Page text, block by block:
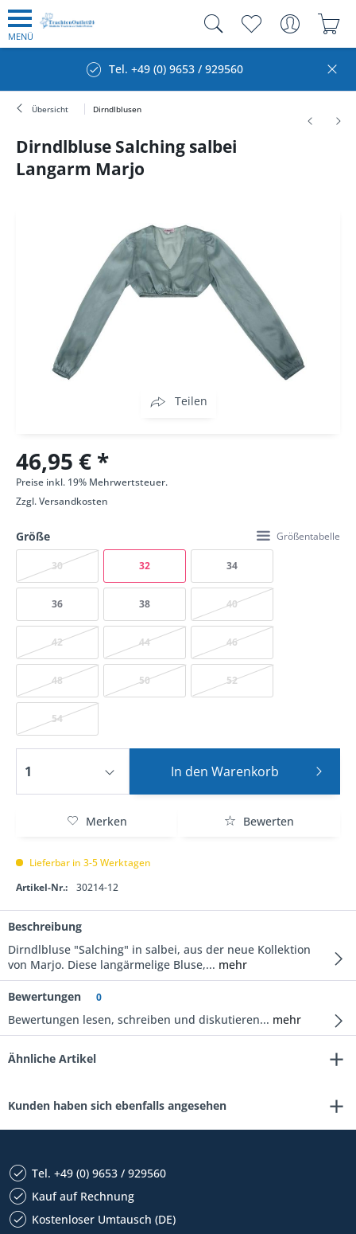
MENÜ
Tel. +49 (0) 9653 / 929560
Übersicht Dirndlblusen
Dirndlbluse Salching salbei
Langarm Marjo
Teilen
46,95 € *
Preise inkl. 19% Mehrwertsteuer.
Zzgl.Versandkosten
Größe Größentabelle
30 32 34
36 38 40
42 44 46
48 50 52
54
In den Warenkorb
Merken Bewerten
Lieferbar in 3-5 Werktagen
Artikel-Nr.:
30214-12
Beschreibung
Dirndlbluse "Salching" in salbei, aus der neue Kollektion
von Marjo. Diese langärmelige Bluse,... mehr
Bewertungen 0
Bewertungen lesen, schreiben und diskutieren... mehr
Ähnliche Artikel
Kunden haben sich ebenfalls angesehen
Tel. +49 (0) 9653 / 929560
Kauf auf Rechnung
Kostenloser Umtausch (DE)